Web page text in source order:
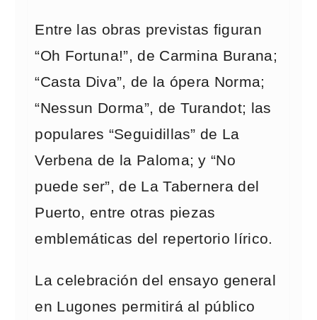
Entre las obras previstas figuran
“Oh Fortuna!”, de Carmina Burana;
“Casta Diva”, de la ópera Norma;
“Nessun Dorma”, de Turandot; las
populares “Seguidillas” de La
Verbena de la Paloma; y “No
puede ser”, de La Tabernera del
Puerto, entre otras piezas
emblemáticas del repertorio lírico.
La celebración del ensayo general
en Lugones permitirá al público